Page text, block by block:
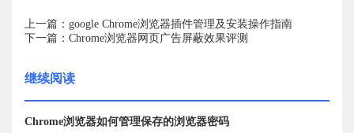
上一篇：google Chrome浏览器插件管理及安装操作指南
下一篇：Chrome浏览器网页广告屏蔽效果评测
继续阅读
Chrome浏览器如何管理保存的浏览器密码